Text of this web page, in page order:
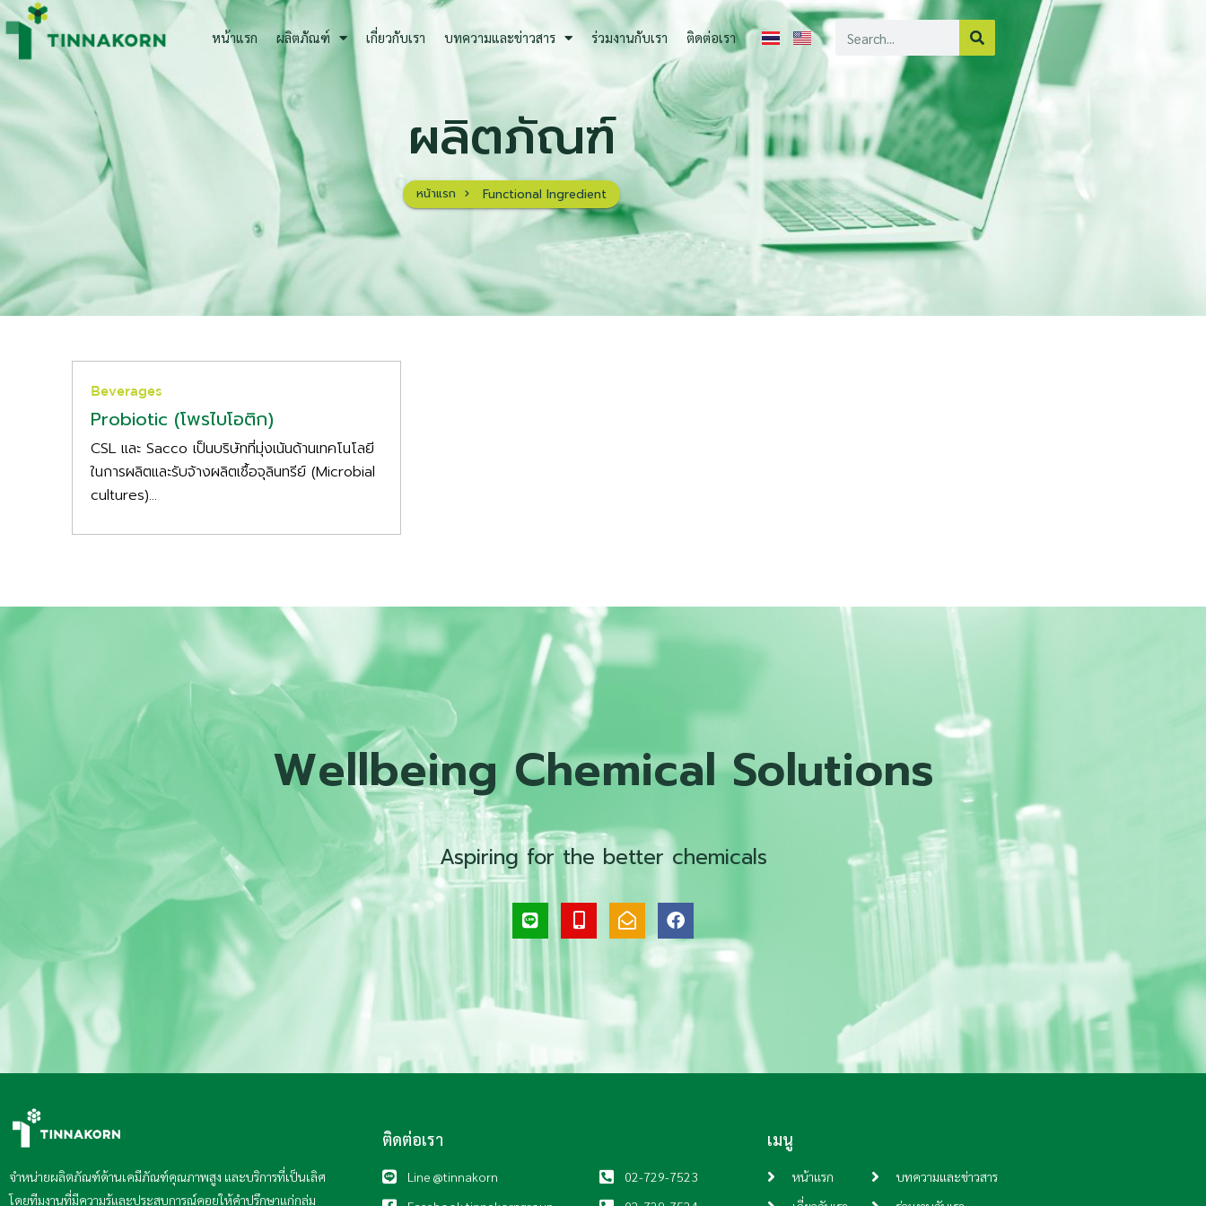
Skip
to
content
หน้าแรก ผลิตภัณฑ์ เกี่ยวกับเรา บทความและข่าวสาร ร่วมงานกับเรา ติดต่อเรา
Search
ผลิตภัณฑ์
หน้าแรก Functional Ingredient
Beverages
Probiotic (โพรไบโอติก)
CSL และ Sacco เป็นบริษัทที่มุ่งเน้นด้านเทคโนโลยี
ในการผลิตและรับจ้างผลิตเชื้อจุลินทรีย์ (Microbial
cultures)...
Wellbeing Chemical Solutions
Aspiring for the better chemicals
L
i
n
M
o
b
-
t
E
n
v
e
l
o
o
F
a
c
o
k
จำหน่ายผลิตภัณฑ์ด้านเคมีภัณฑ์คุณภาพสูง และบริการที่เป็นเลิศ
โดยทีมงานที่มีความรู้และประสบการณ์คอยให้คำปรึกษาแก่กลุ่ม
ติดต่อเรา
Line @tinnakorn
02-729-7523
เมนู
หน้าแรก
บทความและข่าวสาร